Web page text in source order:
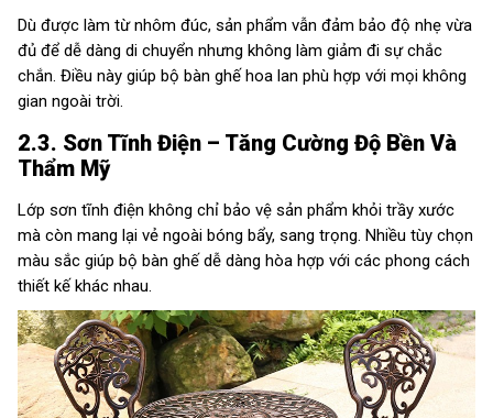
Dù được làm từ nhôm đúc, sản phẩm vẫn đảm bảo độ nhẹ vừa
đủ để dễ dàng di chuyển nhưng không làm giảm đi sự chắc
chắn. Điều này giúp bộ bàn ghế hoa lan phù hợp với mọi không
gian ngoài trời.
2.3. Sơn Tĩnh Điện – Tăng Cường Độ Bền Và
Thẩm Mỹ
Lớp sơn tĩnh điện không chỉ bảo vệ sản phẩm khỏi trầy xước
mà còn mang lại vẻ ngoài bóng bẩy, sang trọng. Nhiều tùy chọn
màu sắc giúp bộ bàn ghế dễ dàng hòa hợp với các phong cách
thiết kế khác nhau.